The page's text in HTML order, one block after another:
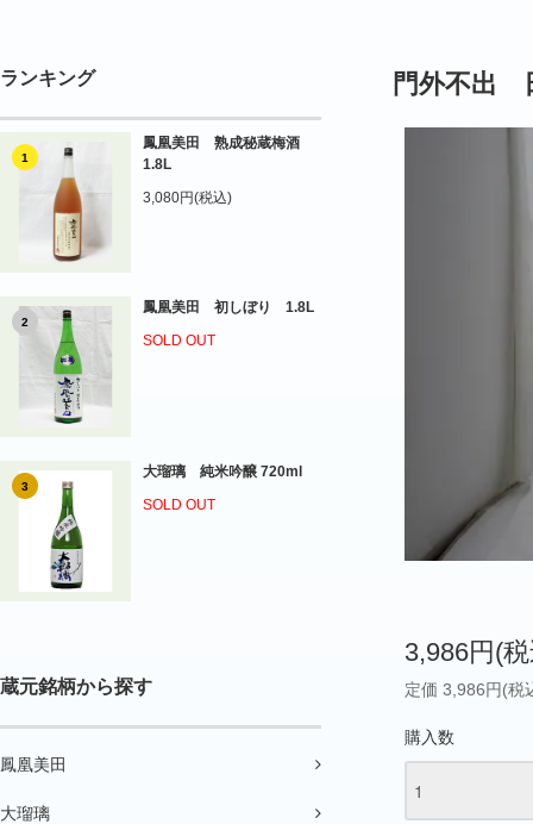
ランキング
1
鳳凰美田 熟成秘蔵梅酒
1.8L
3,080円(税込)
2
鳳凰美田 初しぼり 1.8L
SOLD OUT
3
大瑠璃 純米吟醸 720ml
SOLD OUT
蔵元銘柄から探す
鳳凰美田
大瑠璃
門外不出
3,986円(
定価 3,986円(税
購入数